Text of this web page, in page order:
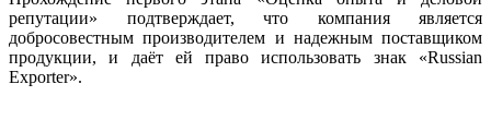
репутации» подтверждает, что компания является
добросовестным производителем и надежным поставщиком
продукции, и даёт ей право использовать знак «Russian
Exporter».